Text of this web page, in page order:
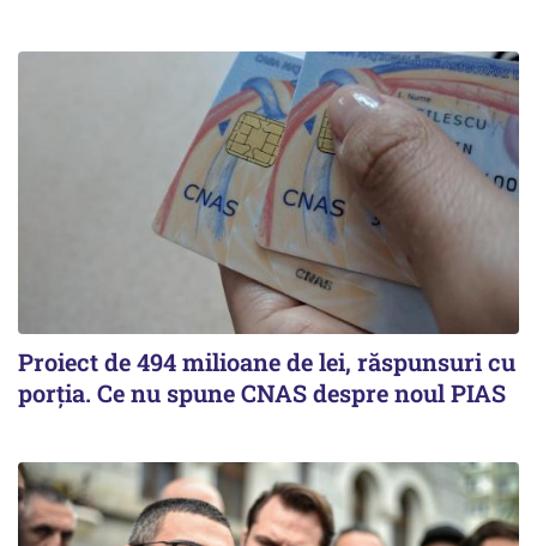
Proiect de 494 milioane de lei, răspunsuri cu
porția. Ce nu spune CNAS despre noul PIAS